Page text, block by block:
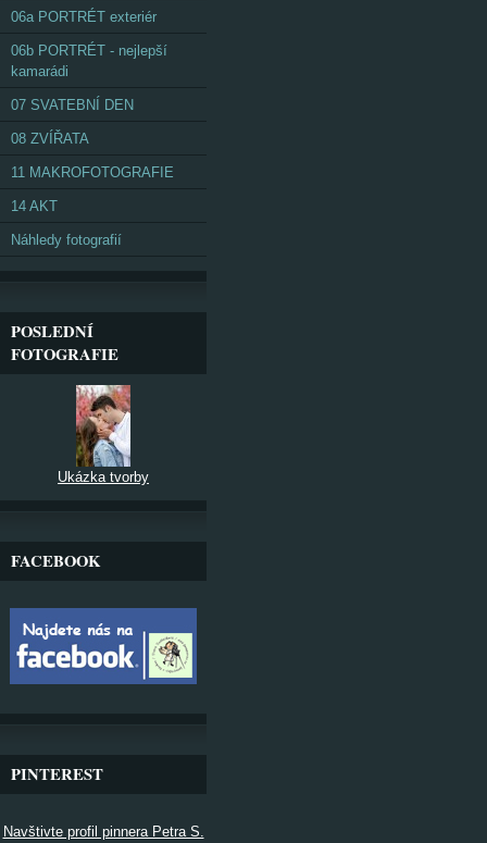
06a PORTRÉT exteriér
06b PORTRÉT - nejlepší
kamarádi
07 SVATEBNÍ DEN
08 ZVÍŘATA
11 MAKROFOTOGRAFIE
14 AKT
Náhledy fotografií
POSLEDNÍ
FOTOGRAFIE
Ukázka tvorby
FACEBOOK
PINTEREST
Navštivte profil pinnera Petra S.